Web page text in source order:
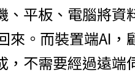
、平板、電腦將資
來。而裝置端AI，
，不需要經過遠端